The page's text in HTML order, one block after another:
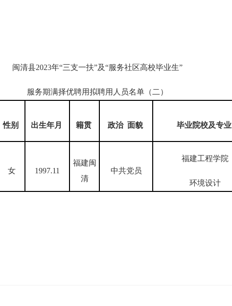
闽清县2023年“三支一扶”及“服务社区高校毕业生”
服务期满择优聘用拟聘用人员名单（二）
性别 出生年月 籍贯 政治 面貌 毕业院校及专业
女 1997.11
福建闽
清
中共党员
福建工程学院
环境设计